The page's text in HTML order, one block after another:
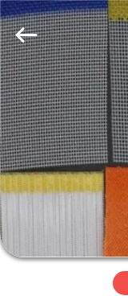
HUIS
ONGEVEER
ONS
Hebei
Reking
Wire
Mesh
Co.,Ltd.
All
Rights
Reserved.